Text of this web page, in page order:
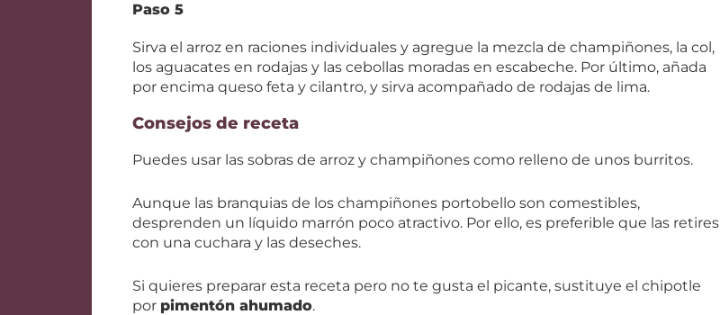
Paso 5
Sirva el arroz en raciones individuales y agregue la mezcla de champiñones, la col,
los aguacates en rodajas y las cebollas moradas en escabeche. Por último, añada
por encima queso feta y cilantro, y sirva acompañado de rodajas de lima.
Consejos de receta
Puedes usar las sobras de arroz y champiñones como relleno de unos burritos.
Aunque las branquias de los champiñones portobello son comestibles,
desprenden un líquido marrón poco atractivo. Por ello, es preferible que las retires
con una cuchara y las deseches.
Si quieres preparar esta receta pero no te gusta el picante, sustituye el chipotle
por pimentón ahumado.